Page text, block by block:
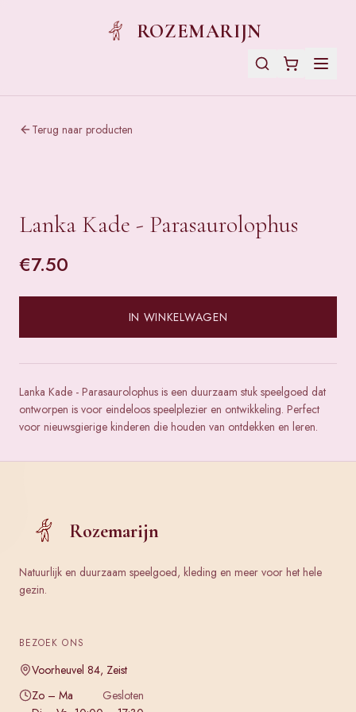
ROZEMARIJN
Terug naar producten
Lanka Kade - Parasaurolophus
€7.50
IN WINKELWAGEN
Lanka Kade - Parasaurolophus is een duurzaam stuk speelgoed dat
ontworpen is voor eindeloos speelplezier en ontwikkeling. Perfect
voor nieuwsgierige kinderen die houden van ontdekken en leren.
Rozemarijn
Natuurlijk en duurzaam speelgoed, kleding en meer voor het hele
gezin.
BEZOEK ONS
Voorheuvel 84, Zeist
Zo – Ma
Gesloten